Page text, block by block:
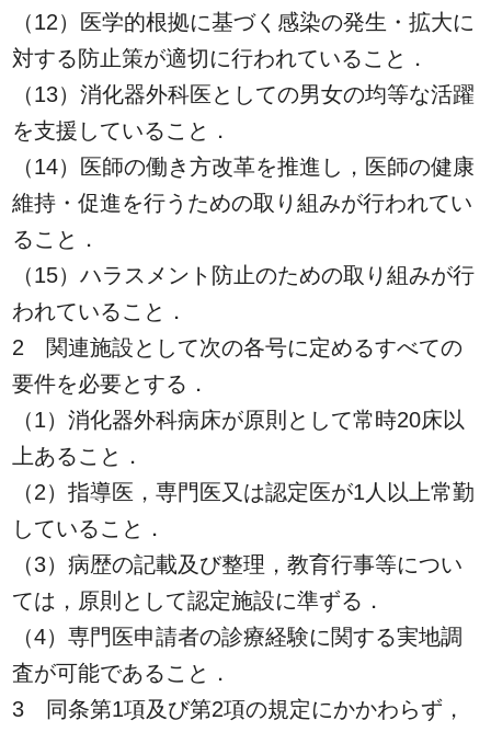
（12）医学的根拠に基づく感染の発生・拡大に
対する防止策が適切に行われていること．
（13）消化器外科医としての男女の均等な活躍
を支援していること．
（14）医師の働き方改革を推進し，医師の健康
維持・促進を行うための取り組みが行われてい
ること．
（15）ハラスメント防止のための取り組みが行
われていること．
2 関連施設として次の各号に定めるすべての
要件を必要とする．
（1）消化器外科病床が原則として常時20床以
上あること．
（2）指導医，専門医又は認定医が1人以上常勤
していること．
（3）病歴の記載及び整理，教育行事等につい
ては，原則として認定施設に準ずる．
（4）専門医申請者の診療経験に関する実地調
査が可能であること．
3 同条第1項及び第2項の規定にかかわらず，